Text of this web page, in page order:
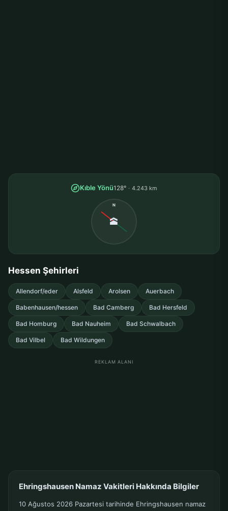
Kıble Yönü128° 4.243 km
N
🕋
Hessen Şehirleri
Allendorf/eder Alsfeld Arolsen Auerbach
Babenhausen/hessen Bad Camberg Bad Hersfeld
Bad Homburg Bad Nauheim Bad Schwalbach
Bad Vilbel Bad Wildungen
REKLAM ALANI
Ehringshausen Namaz Vakitleri Hakkında Bilgiler
10 Ağustos 2026 Pazartesi tarihinde Ehringshausen namaz